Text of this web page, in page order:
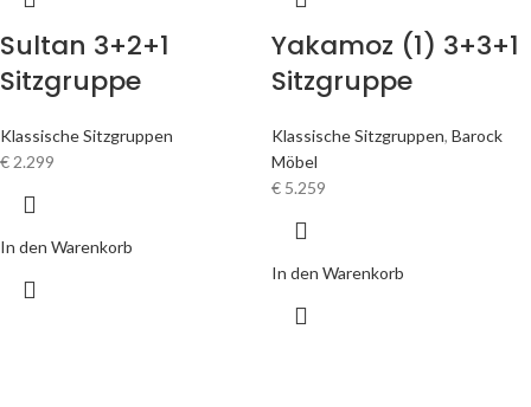
Sultan 3+2+1
Sitzgruppe
Klassische Sitzgruppen
€2.299
In den Warenkorb
Yakamoz (1) 3+3+1
Sitzgruppe
Klassische Sitzgruppen, Barock
Möbel
€ 5.259
In den Warenkorb